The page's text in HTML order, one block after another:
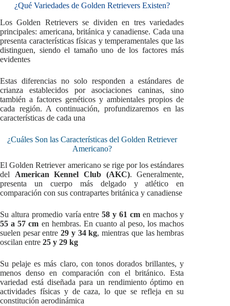
¿Qué Variedades de Golden Retrievers Existen?
Los Golden Retrievers se dividen en tres variedades
principales: americana, británica y canadiense. Cada una
presenta características físicas y temperamentales que las
distinguen, siendo el tamaño uno de los factores más
evidentes
Estas diferencias no solo responden a estándares de
crianza establecidos por asociaciones caninas, sino
también a factores genéticos y ambientales propios de
cada región. A continuación, profundizaremos en las
características de cada una
¿Cuáles Son las Características del Golden Retriever
Americano?
El Golden Retriever americano se rige por los estándares
del American Kennel Club (AKC). Generalmente,
presenta un cuerpo más delgado y atlético en
comparación con sus contrapartes británica y canadiense
Su altura promedio varía entre58 y 61 cmen machos y
55 a 57 cm en hembras. En cuanto al peso, los machos
suelen pesar entre29 y 34 kg, mientras que las hembras
oscilan entre 25 y 29 kg
Su pelaje es más claro, con tonos dorados brillantes, y
menos denso en comparación con el británico. Esta
variedad está diseñada para un rendimiento óptimo en
actividades físicas y de caza, lo que se refleja en su
constitución aerodinámica